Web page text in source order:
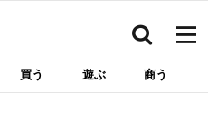
買う 遊ぶ 商う